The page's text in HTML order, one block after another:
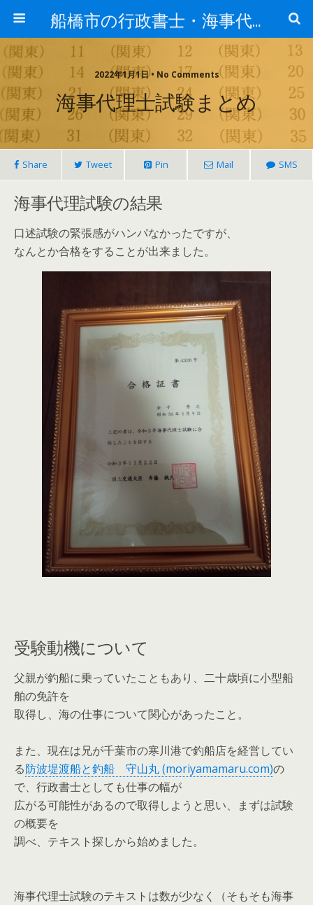
船橋市の行政書士・海事代理士のつぶやき
2022年1月1日 • No Comments
海事代理士試験まとめ
Share Tweet Pin Mail SMS
海事代理試験の結果
口述試験の緊張感がハンパなかったですが、
なんとか合格をすることが出来ました。
受験動機について
父親が釣船に乗っていたこともあり、二十歳頃に小型船
舶の免許を
取得し、海の仕事について関心があったこと。
また、現在は兄が千葉市の寒川港で釣船店を経営してい
る防波堤渡船と釣船 守山丸 (moriyamamaru.com)の
で、行政書士としても仕事の幅が
広がる可能性があるので取得しようと思い、まずは試験
の概要を
調べ、テキスト探しから始めました。
海事代理士試験のテキストは数が少なく（そもそも海事